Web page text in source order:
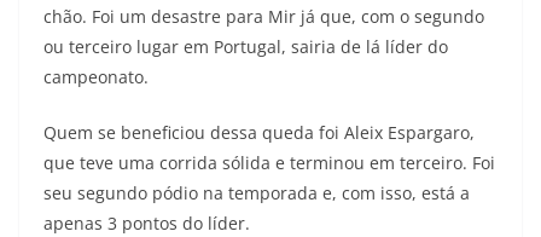
chão. Foi um desastre para Mir já que, com o segundo
ou terceiro lugar em Portugal, sairia de lá líder do
campeonato.
Quem se beneficiou dessa queda foi Aleix Espargaro,
que teve uma corrida sólida e terminou em terceiro. Foi
seu segundo pódio na temporada e, com isso, está a
apenas 3 pontos do líder.